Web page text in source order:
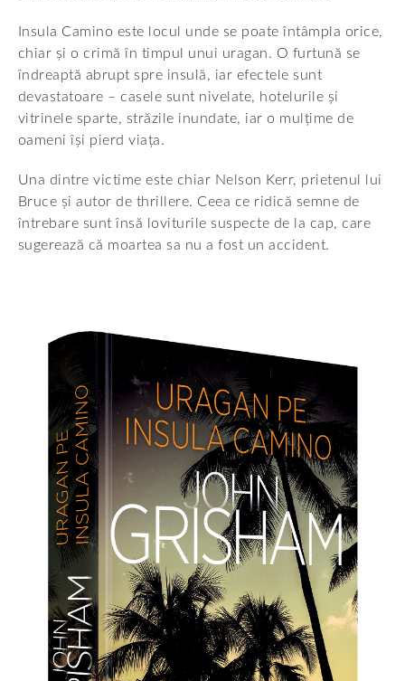
Insula Camino este locul unde se poate întâmpla orice,
chiar și o crimă în timpul unui uragan. O furtună se
îndreaptă abrupt spre insulă, iar efectele sunt
devastatoare – casele sunt nivelate, hotelurile și
vitrinele sparte, străzile inundate, iar o mulțime de
oameni își pierd viața.
Una dintre victime este chiar Nelson Kerr, prietenul lui
Bruce și autor de thrillere. Ceea ce ridică semne de
întrebare sunt însă loviturile suspecte de la cap, care
sugerează că moartea sa nu a fost un accident.